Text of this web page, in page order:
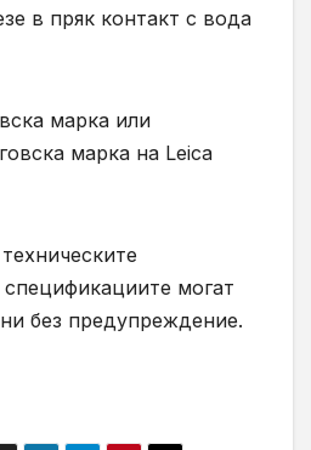
в пряк контакт с вода
марка или
марка на Leica
могат
без предупреждение.